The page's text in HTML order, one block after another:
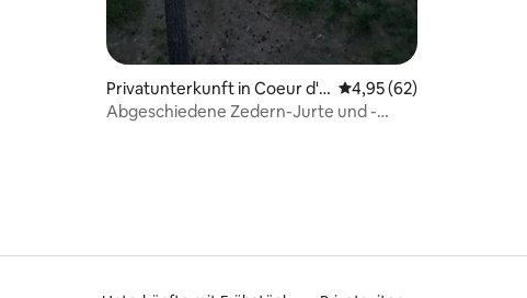
Privatunterkunft in Coeur d'A
lene
Durchschnittliche
4,95 (62)
Abgeschiedene Zedern-Jurte und -